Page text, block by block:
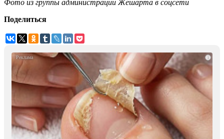
Фото из группы администрации Жешарта в соцсети
Поделиться
i